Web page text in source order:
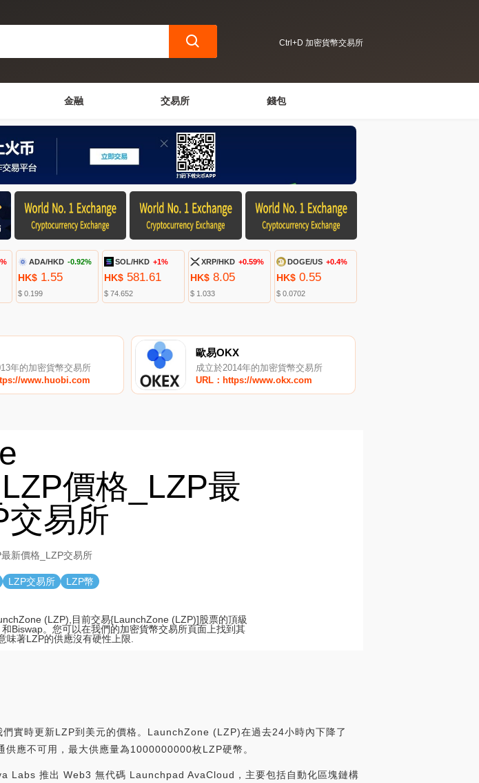
Ctrl+D 加密貨幣交易所
金融 交易所 錢包
ADA/HKD -0.92%
HK$1.55
$ 0.199
SOL/HKD +1%
HK$ 581.61
$ 74.652
XRP/HKD +0.59%
HK$ 8.05
$ 1.033
DOGE/US +0.4%
HK$ 0.55
$ 0.0702
年的加密貨幣交易所
www.huobi.com
歐易OKX
成立於2014年的加密貨幣交易所
URL：https://www.okx.com
價格_LZP最
交易所
新價格_LZP交易所
LZP交易所
LZP幣
(LZP),目前交易{LaunchZone (LZP)]股票的頂級
Biswap。您可以在我們的加密貨幣交易所頁面上找到其
味著LZP的供應沒有硬性上限.
實時更新LZP到美元的價格。LaunchZone (LZP)在過去24小時內下降了
應不可用，最大供應量為1000000000枚LZP硬幣。
推出 Web3 無代碼 Launchpad AvaCloud，主要包括自動化區塊鏈構